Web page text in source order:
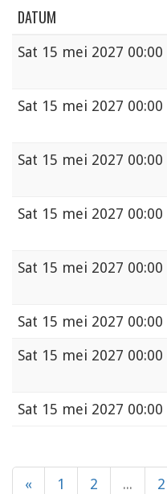
DATUM
Sat 15 mei 2027 00:00
Sat 15 mei 2027 00:00
Sat 15 mei 2027 00:00
Sat 15 mei 2027 00:00
Sat 15 mei 2027 00:00
Sat 15 mei 2027 00:00
Sat 15 mei 2027 00:00
Sat 15 mei 2027 00:00
« 1 2 ...